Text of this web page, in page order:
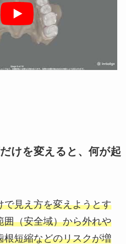
けを変えると、何が起
で見え方を変えようとす
囲（安全域）から外れや
根短縮などのリスクが増